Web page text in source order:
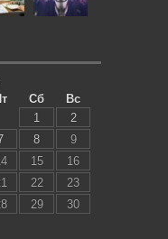
Сб
Вс
1
2
8
9
15
16
22
23
29
30